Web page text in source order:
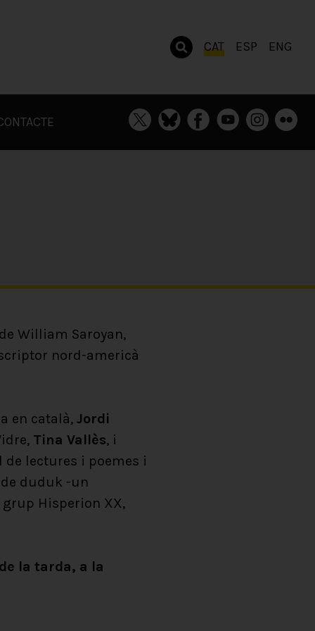
CAT ESP ENG
William Saroyan,
nord-americà
en català, Jordi
Tina Vallès, i
lectures i poemes i
duduk -un
Hisperion XX,
la tarda, a la